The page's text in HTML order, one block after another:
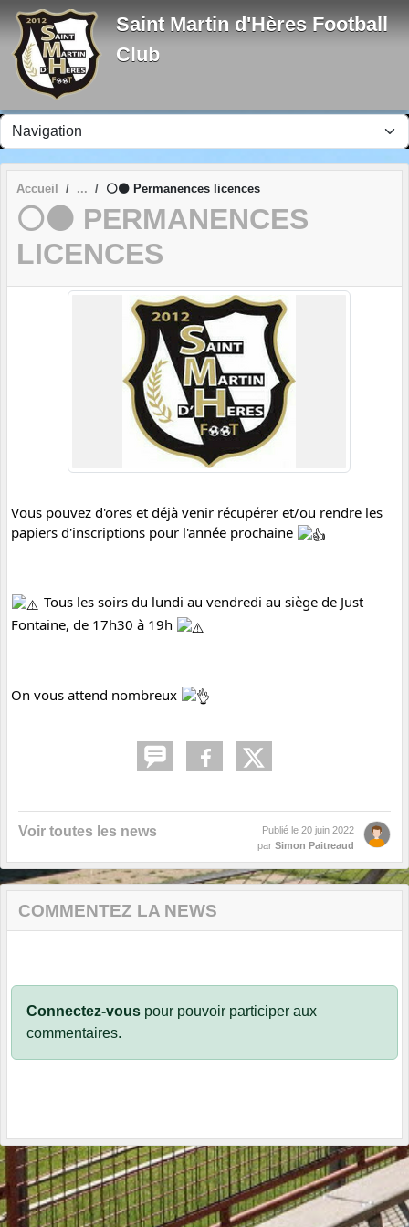
Saint Martin d'Hères Football
Club
Accueil ⚪⚫ Permanences licences
⚪⚫ PERMANENCES
LICENCES
Vous pouvez d'ores et déjà venir récupérer et/ou rendre les
papiers d'inscriptions pour l'année prochaine
Tous les soirs du lundi au vendredi au siège de Just
Fontaine, de 17h30 à 19h
On vous attend nombreux
Voir toutes les news Publié le 20 juin 2022
par Simon Paitreaud
COMMENTEZ LA NEWS
Connectez-vous pour pouvoir participer aux
commentaires.
Panneau de gestion des cookies